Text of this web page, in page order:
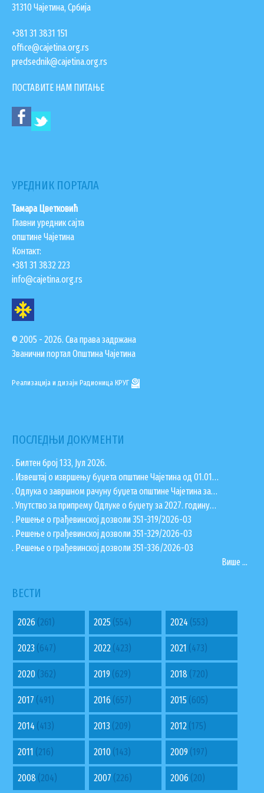
31310 Чајетина, Србија
+381 31 3831 151
office@cajetina.org.rs
predsednik@cajetina.org.rs
ПОСТАВИТЕ НАМ ПИТАЊЕ
УРЕДНИК ПОРТАЛА
Тамара Цветковић
Главни уредник сајта
општине Чајетина
Контакт:
+381 31 3832 223
info@cajetina.org.rs
© 2005 - 2026. Сва права задржана
Званични портал Општина Чајетина
Реализација и дизајн Радионица КРУГ
ПОСЛЕДЊИ ДОКУМЕНТИ
. Билтен број 133, Јул 2026.
. Извештај о извршењу буџета општине Чајетина од 01.01…
. Одлука о завршном рачуну буџета општине Чајетина за…
. Упутство за припрему Одлуке о буџету за 2027. годину…
. Решење о грађевинској дозволи 351-319/2026-03
. Решење о грађевинској дозволи 351-329/2026-03
. Решење о грађевинској дозволи 351-336/2026-03
Више ...
ВЕСТИ
2026 (261) 2025 (554) 2024 (553)
2023 (647) 2022 (423) 2021 (473)
2020 (362) 2019 (629) 2018 (720)
2017 (491) 2016 (657) 2015(605)
2014 (413) 2013 (209) 2012(175)
2011 (216) 2010 (143) 2009(197)
2008 (204) 2007 (226) 2006(20)